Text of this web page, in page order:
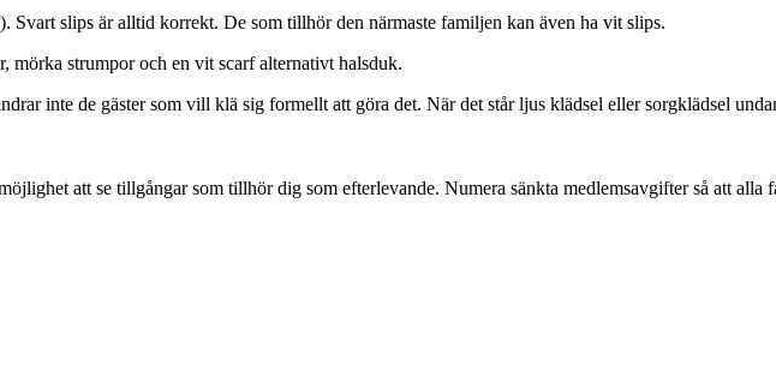
Svart slips är alltid korrekt. De som tillhör den närmaste familjen kan även ha vit slips.
strumpor och en vit scarf alternativt halsduk.
inte de gäster som vill klä sig formellt att göra det. När det står ljus klädsel eller sorgklädsel
att se tillgångar som tillhör dig som efterlevande. Numera sänkta medlemsavgifter så att alla